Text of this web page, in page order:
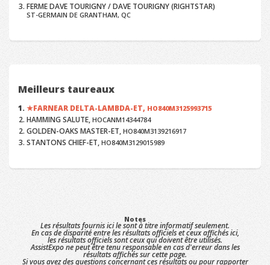
FERME DAVE TOURIGNY / DAVE TOURIGNY (RIGHTSTAR)
ST-GERMAIN DE GRANTHAM, QC
Meilleurs taureaux
FARNEAR DELTA-LAMBDA-ET, HO840M3125993715
HAMMING SALUTE,HOCANM14344784
GOLDEN-OAKS MASTER-ET,HO840M3139216917
STANTONS CHIEF-ET,HO840M3129015989
Notes
Les résultats fournis ici le sont à titre informatif seulement.
En cas de disparité entre les résultats officiels et ceux affichés ici,
les résultats officiels sont ceux qui doivent être utilisés.
AssistExpo ne peut être tenu responsable en cas d'erreur dans les
résultats affichés sur cette page.
Si vous avez des questions concernant ces résultats ou pour rapporter